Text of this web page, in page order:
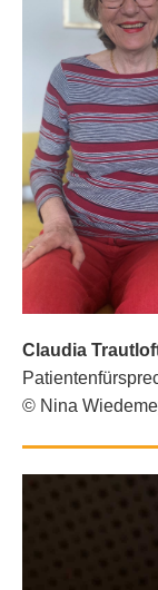
Claudia
© Nina